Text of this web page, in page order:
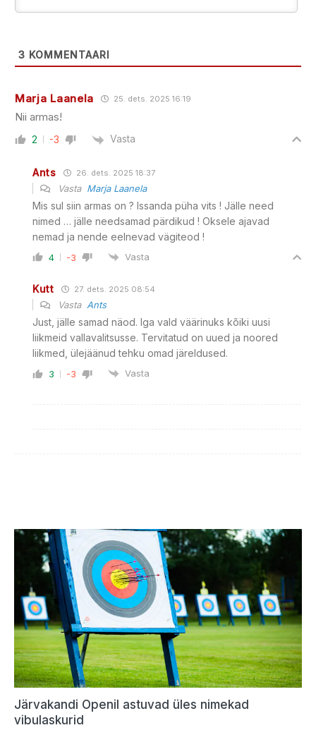
3 KOMMENTAARI
Marja Laanela 25. dets. 2025 16:19
Nii armas!
2 -3 Vasta
Ants 26. dets. 2025 18:37
Vasta Marja Laanela
Mis sul siin armas on ? Issanda püha vits ! Jälle need
nimed … jälle needsamad pärdikud ! Oksele ajavad
nemad ja nende eelnevad vägiteod !
4 -3 Vasta
Kutt 27. dets. 2025 08:54
Vasta Ants
Just, jälle samad näod. Iga vald väärinuks kõiki uusi
liikmeid vallavalitsusse. Tervitatud on uued ja noored
liikmed, ülejäänud tehku omad järeldused.
3 -3 Vasta
Järvakandi Openil astuvad üles nimekad
vibulaskurid